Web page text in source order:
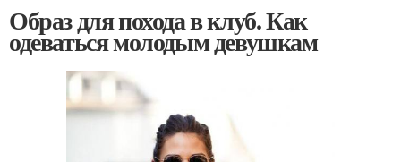
Образ для похода в клуб. Как
одеваться молодым девушкам